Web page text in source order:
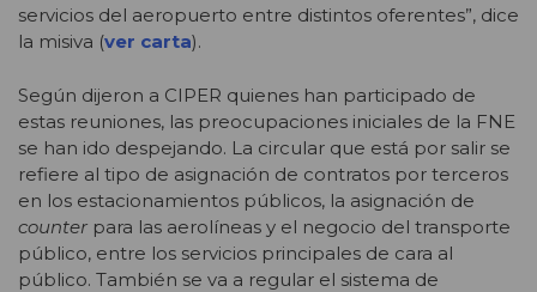
servicios del aeropuerto entre distintos oferentes”, dice
la misiva (ver carta).
Según dijeron a CIPER quienes han participado de
estas reuniones, las preocupaciones iniciales de la FNE
se han ido despejando. La circular que está por salir se
refiere al tipo de asignación de contratos por terceros
en los estacionamientos públicos, la asignación de
counter para las aerolíneas y el negocio del transporte
público, entre los servicios principales de cara al
público. También se va a regular el sistema de